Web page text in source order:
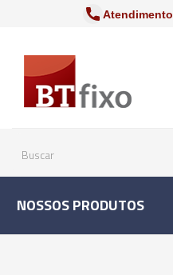
Atendimento
NOSSOS PRODUTOS